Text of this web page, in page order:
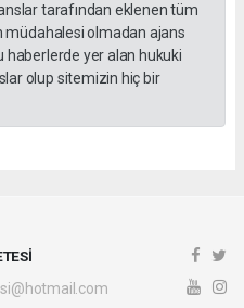
tarafından eklenen tüm
müdahalesi olmadan ajans
haberlerde yer alan hukuki
olup sitemizin hiç bir